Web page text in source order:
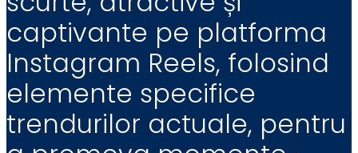
captivante pe platforma
Instagram Reels, folosind
elemente specifice
trendurilor actuale, pentru